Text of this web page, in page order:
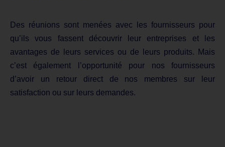
Des réunions sont menées avec les fournisseurs pour
qu’ils vous fassent découvrir leur entreprises et les
avantages de leurs services ou de leurs produits. Mais
c’est également l’opportunité pour nos fournisseurs
d’avoir un retour direct de nos membres sur leur
satisfaction ou sur leurs demandes.